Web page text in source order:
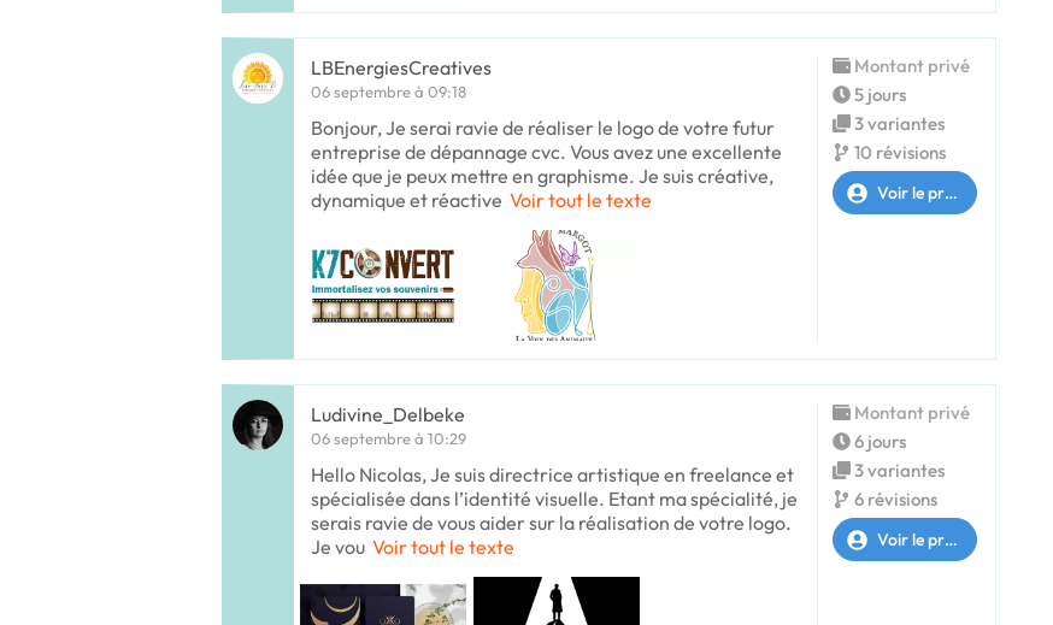
LBEnergiesCreatives
06 septembre à 09:18
Bonjour, Je serai ravie de réaliser le logo de votre futur
entreprise de dépannage cvc. Vous avez une excellente
idée que je peux mettre en graphisme. Je suis créative,
dynamique et réactive Voir tout le texte
Montant privé
5 jours
3 variantes
10 révisions
Voir le profil
Ludivine_Delbeke
06 septembre à 10:29
Hello Nicolas, Je suis directrice artistique en freelance et
spécialisée dans l’identité visuelle. Etant ma spécialité, je
serais ravie de vous aider sur la réalisation de votre logo.
Je vou Voir tout le texte
Montant privé
6 jours
3 variantes
6 révisions
Voir le profil